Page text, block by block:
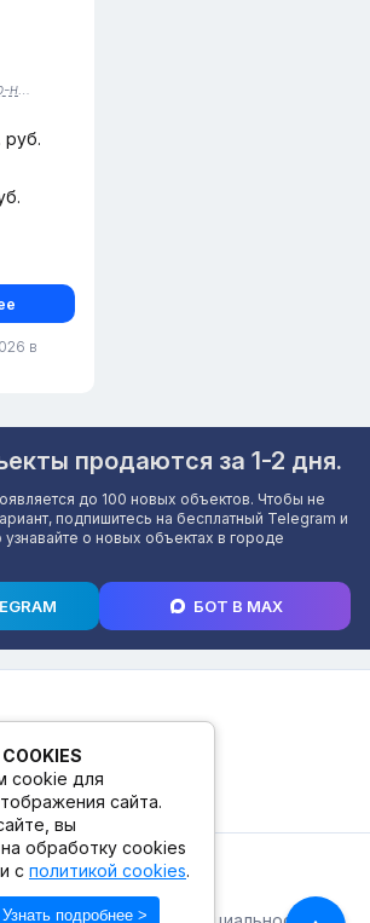
для
н
руб.
в
продаются за 1-2 дня.
до 100 новых объектов. Чтобы не
подпишитесь на бесплатный Telegram и
о новых объектах в городе
БОТ В MAX
© 2026. ПВЗ! БУТИК.
cookie для
сайта.
вы
обработку cookies
с политикой cookies.
Узнать подробнее >